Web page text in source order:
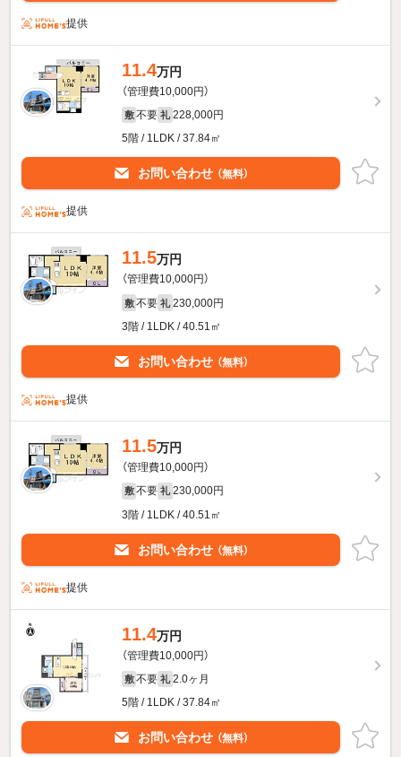
提供
11.4万円
（管理費10,000円）
敷 不要 礼 228,000円
5階 / 1LDK / 37.84㎡
お問い合わせ （無料）
提供
11.5万円
（管理費10,000円）
敷 不要 礼 230,000円
3階 / 1LDK / 40.51㎡
お問い合わせ （無料）
提供
11.5万円
（管理費10,000円）
敷 不要 礼 230,000円
3階 / 1LDK / 40.51㎡
お問い合わせ （無料）
提供
11.4万円
（管理費10,000円）
敷 不要 礼 2.0ヶ月
5階 / 1LDK / 37.84㎡
お問い合わせ （無料）